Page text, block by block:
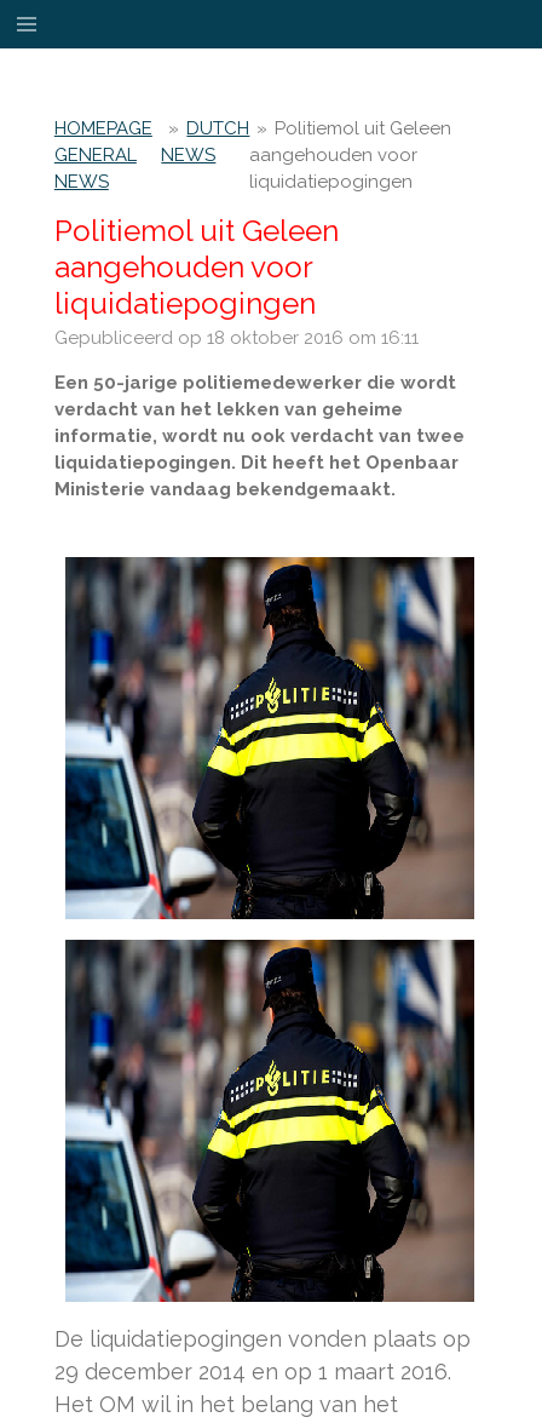
Ga
direct
hoofdinhoud
HOMEPAGE
GENERAL
NEWS
» DUTCH
NEWS
» Politiemol uit Geleen
aangehouden voor
liquidatiepogingen
Politiemol uit Geleen
aangehouden voor
liquidatiepogingen
Gepubliceerd op 18 oktober 2016 om 16:11
Een 50-jarige politiemedewerker die wordt
verdacht van het lekken van geheime
informatie, wordt nu ook verdacht van twee
liquidatiepogingen. Dit heeft het Openbaar
Ministerie vandaag bekendgemaakt.
De liquidatiepogingen vonden plaats op
29 december 2014 en op 1 maart 2016.
Het OM wil in het belang van het